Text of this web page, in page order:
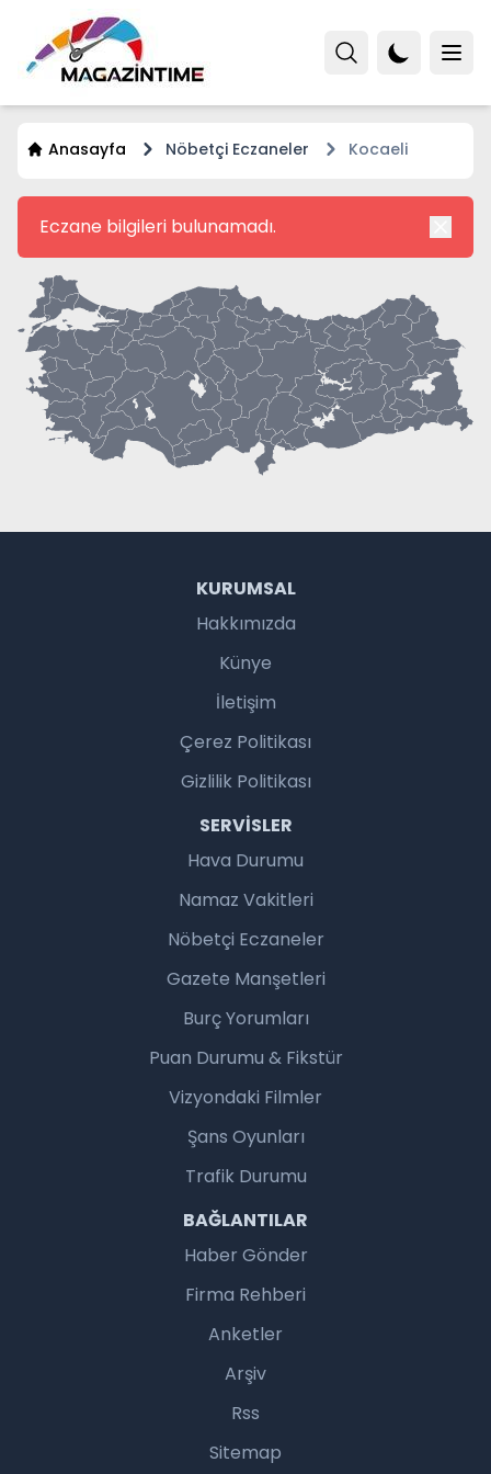
Anasayfa Nöbetçi Eczaneler Kocaeli
Eczane bilgileri bulunamadı.
KURUMSAL
Hakkımızda
Künye
İletişim
Çerez Politikası
Gizlilik Politikası
SERVISLER
Hava Durumu
Namaz Vakitleri
Nöbetçi Eczaneler
Gazete Manşetleri
Burç Yorumları
Puan Durumu & Fikstür
Vizyondaki Filmler
Şans Oyunları
Trafik Durumu
BAĞLANTILAR
Haber Gönder
Firma Rehberi
Anketler
Arşiv
Rss
Sitemap